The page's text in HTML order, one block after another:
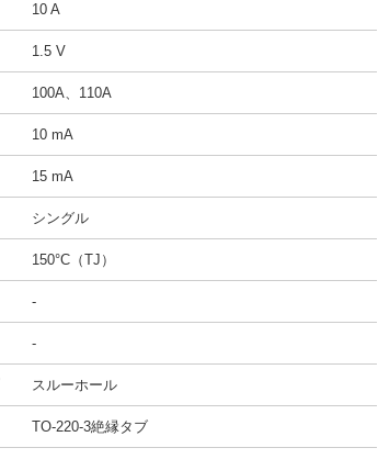
10 A
1.5 V
100A、110A
10 mA
15 mA
シングル
150°C（TJ）
-
-
スルーホール
TO-220-3絶縁タブ